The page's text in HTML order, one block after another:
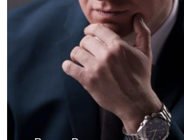
(финансовый) управляющий АМСРО
"Содействие"
Свобода от долгов с
момента подписания